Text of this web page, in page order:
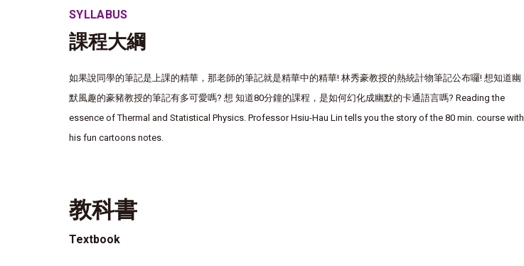
SYLLABUS
課程大綱
如果說同學的筆記是上課的精華，那老師的筆記就是精華中的精華! 林秀豪教授的熱統計物筆記公布囉! 想知道幽
默風趣的豪豬教授的筆記有多可愛嗎? 想 知道80分鐘的課程，是如何幻化成幽默的卡通語言嗎? Reading the
essence of Thermal and Statistical Physics. Professor Hsiu-Hau Lin tells you the story of the 80 min. course with
his fun cartoons notes.
教科書
Textbook